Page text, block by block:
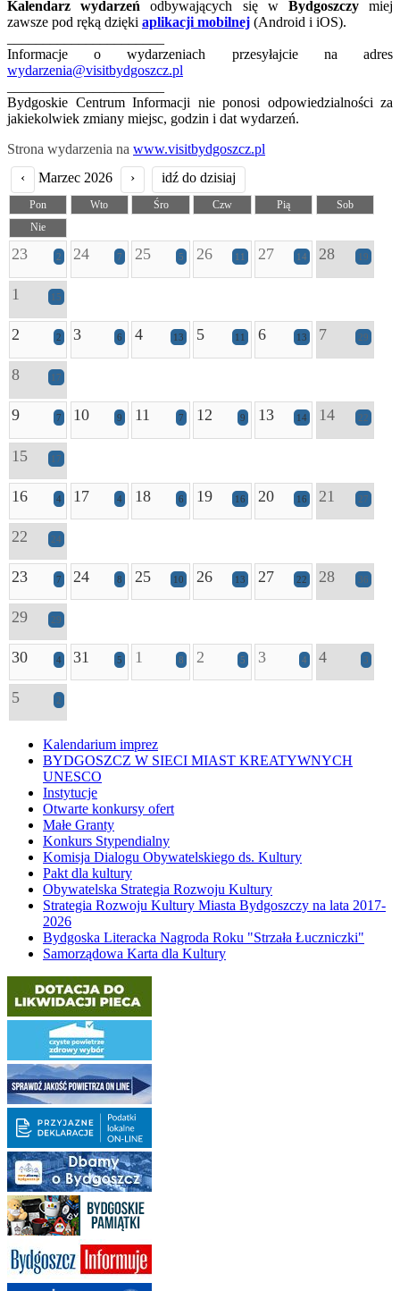
Kalendarz wydarzeń odbywających się w Bydgoszczymiej
zawsze pod ręką dzięki aplikacji mobilnej (Android i iOS).
Informacje o wydarzeniach przesyłajcie na adres
wydarzenia@visitbydgoszcz.pl
Bydgoskie Centrum Informacji nie ponosi odpowiedzialności za
jakiekolwiek zmiany miejsc, godzin i dat wydarzeń.
Strona wydarzenia na www.visitbydgoszcz.pl
‹
Marzec 2026 › idź do dzisiaj
Pon Wto Śro Czw Pią
Sob
Nie
23 2 24 7 25 5 26 11 27 14 28 19
1 15
2 2 3 6 4 13 5 11 6 13 7 29
8 17
9 7 10 9 11 7 12 9 13 14 14 22
15 17
16 4 17 4 18 6 19 16 20 16 21 27
22 24
23 7 24 8 25 10 26 13 27 22 28 36
29 29
30 4 31 5 1 8 2 5 3 4 4 3
5 2
Kalendarium imprez
BYDGOSZCZ W SIECI MIAST KREATYWNYCH
UNESCO
Instytucje
Otwarte konkursy ofert
Małe Granty
Konkurs Stypendialny
Komisja Dialogu Obywatelskiego ds. Kultury
Pakt dla kultury
Obywatelska Strategia Rozwoju Kultury
Strategia Rozwoju Kultury Miasta Bydgoszczy na lata 2017-
2026
Bydgoska Literacka Nagroda Roku "Strzała Łuczniczki"
Samorządowa Karta dla Kultury